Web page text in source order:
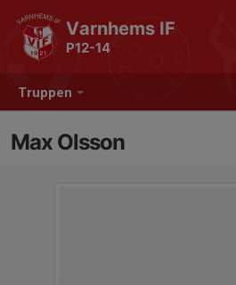
Truppen
Varnhems IF
P12-14
Max Olsson